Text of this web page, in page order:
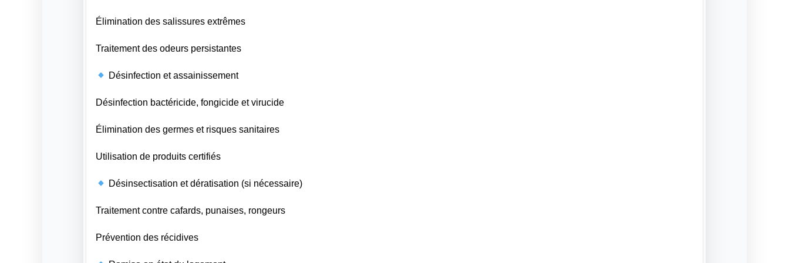
Élimination des salissures extrêmes
Traitement des odeurs persistantes
Désinfection et assainissement
Désinfection bactéricide, fongicide et virucide
Élimination des germes et risques sanitaires
Utilisation de produits certifiés
Désinsectisation et dératisation (si nécessaire)
Traitement contre cafards, punaises, rongeurs
Prévention des récidives